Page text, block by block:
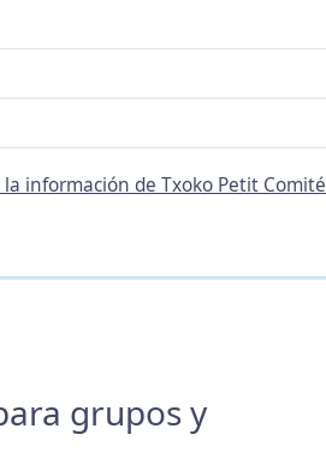
la información de Txoko Petit Comité
grupos y